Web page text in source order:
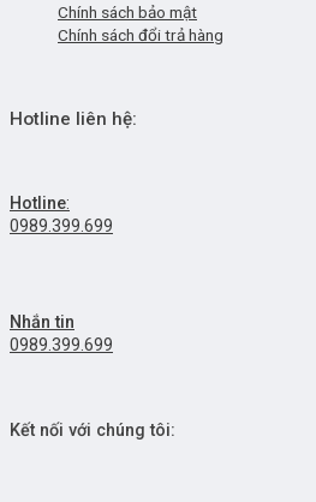
Chính sách bảo mật
Chính sách đổi trả hàng
Hotline liên hệ:
Hotline:
0989.399.699
Nhắn tin
0989.399.699
Kết nối với chúng tôi: